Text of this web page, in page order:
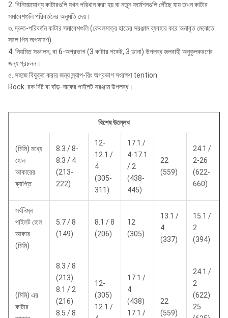
2. বিনিময়যোগ্য কাটারগুলি যখন পরিধান করা হয় বা নতুন ফর্মেশনগুলি পৌঁছে যায় তখন কাটার
সমাবেশগুলি পরিবর্তনের অনুমতি দেয়।
৩. দ্রুত-পরিবর্তন কাটার সমাবেশগুলি (কেবলমাত্র হাতের সরঞ্জাম ব্যবহার করে অনাবৃত মেঝেতে
সরল পিন অপসারণ)
4. নিয়মিত সঞ্চালন, বা 6-অগ্রভাগ (3 কাটার পকেট, 3 ডানা) উপলব্ধ জলবাহী অনুকূলকরণের
জন্য প্রচলন।
৫. সহজে বিযুক্ত করার জন্য স্ন্যাপ-রিং অগ্রভাগ সংরক্ষণ tention
Rock. রক বিট বা ষাঁড়-নাকের পাইলট সরঞ্জাম উপলব্ধ।
বিশেষ উল্লেখ
(মিমি) মধ্যে
হোল
আকারের
ব্যাপ্তি
8.3 / 8-
8.3 / 4
(213-
222)
12-
12.1 /
4
(305-
311)
17.1 /
4-17.1
/ 2
(438-
445)
22
(559)
24.1 /
2-26
(622-
660)
সর্বনিম্ন
পাইলট হোল
আকার
(মিমি)
5.7 / 8
(149)
8.1 / 8
(206)
12
(305)
13.1 /
4
(337)
15.1 /
2
(394)
(মিমি) এর
কাটার
8.3 / 8
(213)
8.1 / 2
(216)
8.5 / 8
12-
(305)
12.1 /
17.1 /
4
(438)
17.1 /
22
(559)
24.1 /
2
(622)
25